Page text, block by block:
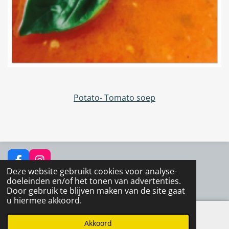
Deze website gebruikt cookies voor analyse-
doeleinden en/of het tonen van advertenties.
Door gebruik te blijven maken van de site gaat
u hiermee akkoord.
Akkoord
Potato- Tomato soep
F
a
c
e
b
o
I
n
s
t
a
g
© 2017 - 2025 Allyouneedishealthyfood.nl